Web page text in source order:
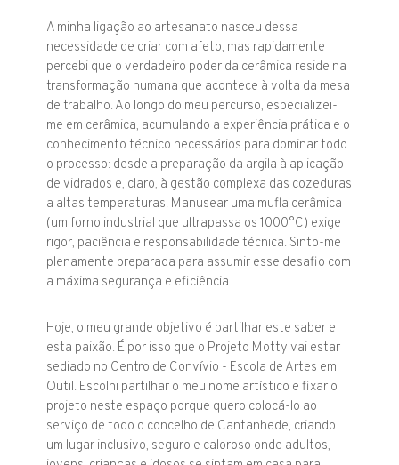
A minha ligação ao artesanato nasceu dessa
necessidade de criar com afeto, mas rapidamente
percebi que o verdadeiro poder da cerâmica reside na
transformação humana que acontece à volta da mesa
de trabalho. Ao longo do meu percurso, especializei-
me em cerâmica, acumulando a experiência prática e o
conhecimento técnico necessários para dominar todo
o processo: desde a preparação da argila à aplicação
de vidrados e, claro, à gestão complexa das cozeduras
a altas temperaturas. Manusear uma mufla cerâmica
(um forno industrial que ultrapassa os 1000°C) exige
rigor, paciência e responsabilidade técnica. Sinto-me
plenamente preparada para assumir esse desafio com
a máxima segurança e eficiência.
Hoje, o meu grande objetivo é partilhar este saber e
esta paixão. É por isso que o Projeto Motty vai estar
sediado no Centro de Convívio - Escola de Artes em
Outil. Escolhi partilhar o meu nome artístico e fixar o
projeto neste espaço porque quero colocá-lo ao
serviço de todo o concelho de Cantanhede, criando
um lugar inclusivo, seguro e caloroso onde adultos,